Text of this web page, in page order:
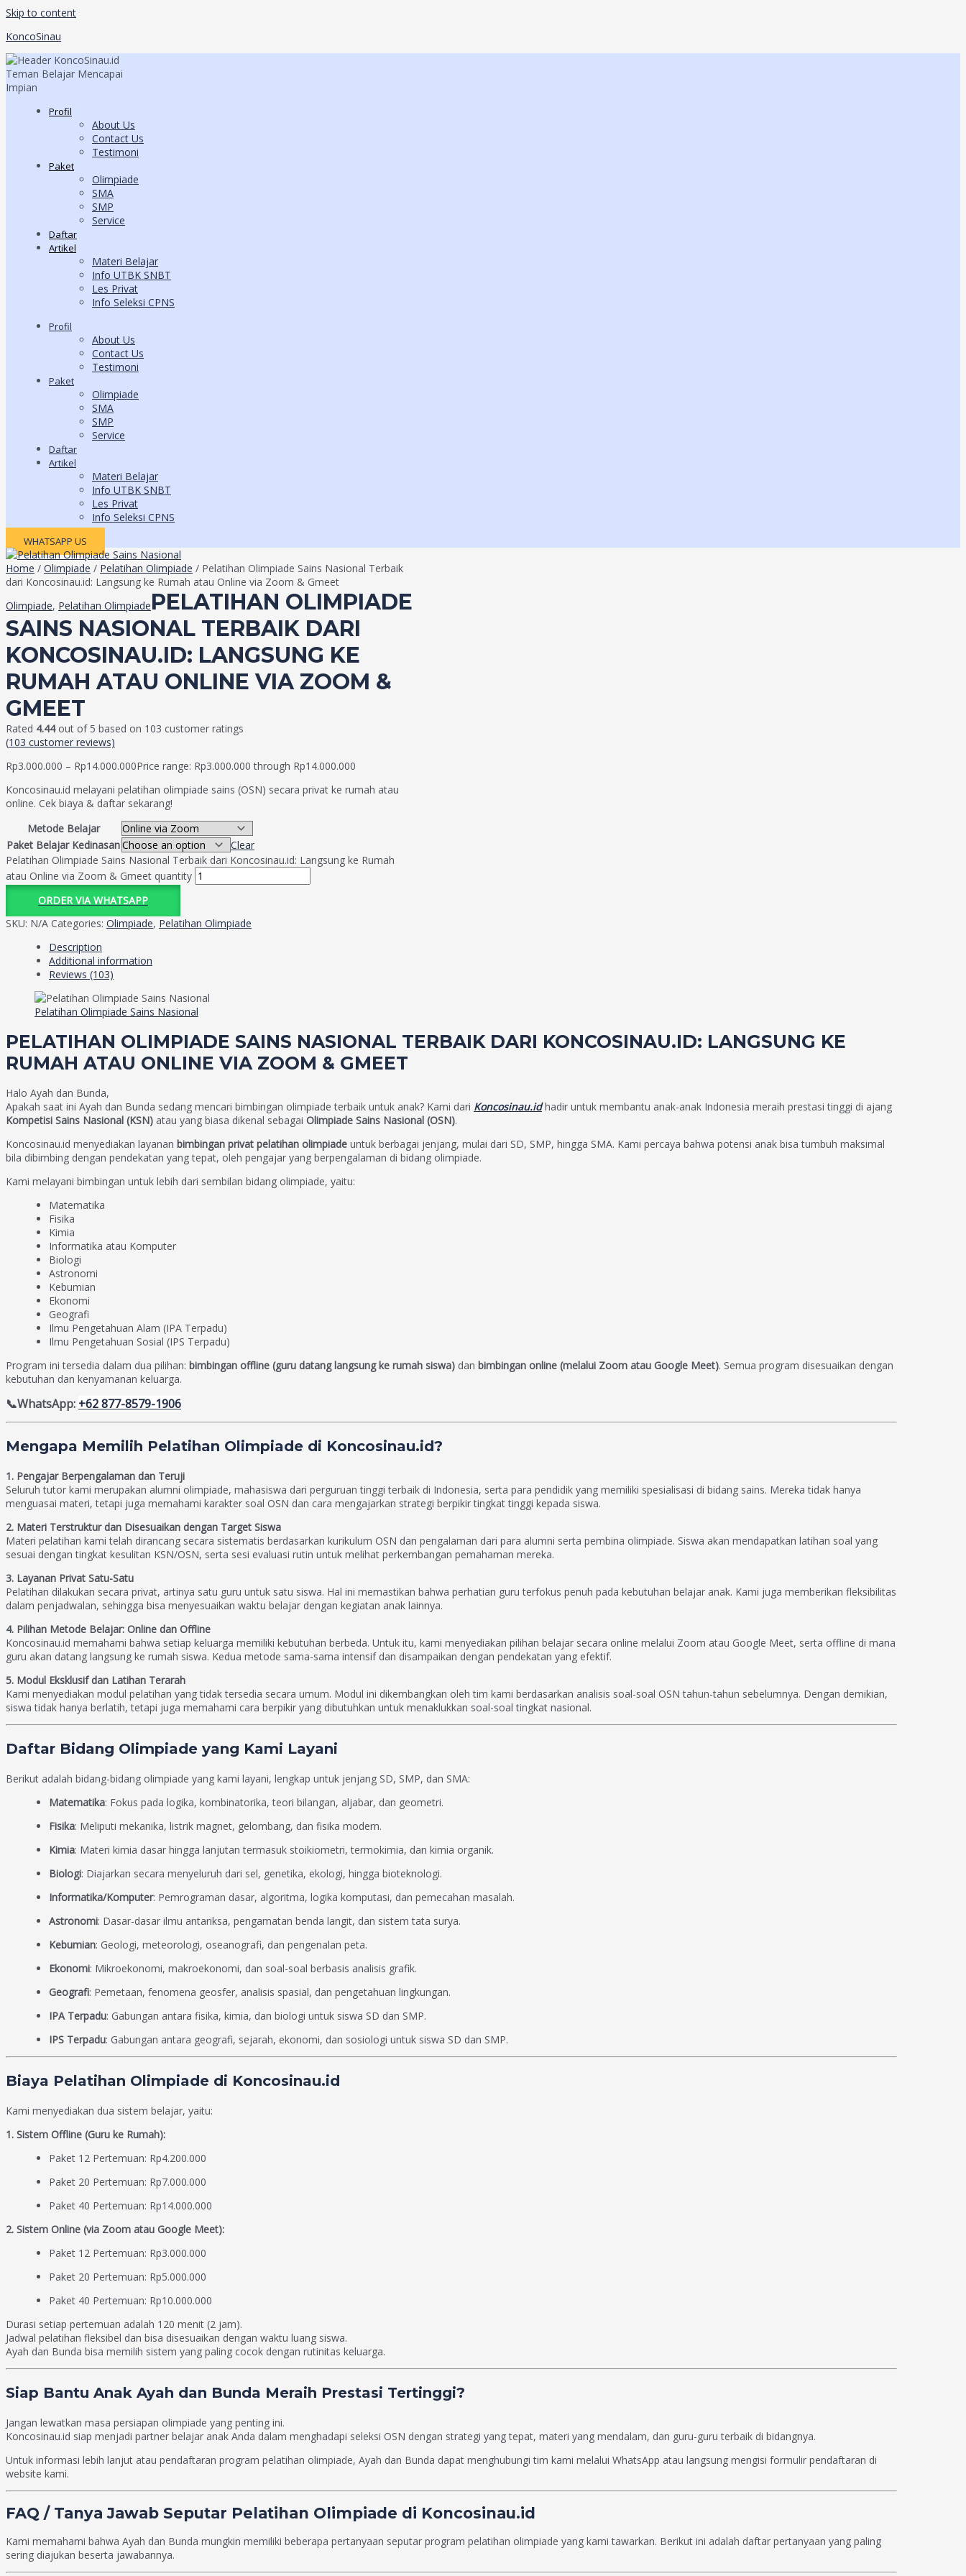
Skip to content
KoncoSinau
Profil
About Us
Contact Us
Testimoni
Paket
Olimpiade
SMA
SMP
Service
Daftar
Artikel
Materi Belajar
Info UTBK SNBT
Les Privat
Info Seleksi CPNS
Profil
About Us
Contact Us
Testimoni
Paket
Olimpiade
SMA
SMP
Service
Daftar
Artikel
Materi Belajar
Info UTBK SNBT
Les Privat
Info Seleksi CPNS
WHATSAPP US
Home / Olimpiade / Pelatihan Olimpiade / Pelatihan Olimpiade Sains Nasional Terbaik
dari Koncosinau.id: Langsung ke Rumah atau Online via Zoom & Gmeet
Olimpiade, Pelatihan OlimpiadePELATIHAN OLIMPIADE
SAINS NASIONAL TERBAIK DARI
KONCOSINAU.ID: LANGSUNG KE
RUMAH ATAU ONLINE VIA ZOOM &
GMEET
Rated 4.44out of 5 based on 103 customer ratings
(103 customer reviews)
Rp3.000.000 – Rp14.000.000Price range: Rp3.000.000 through Rp14.000.000
Koncosinau.id melayani pelatihan olimpiade sains (OSN) secara privat ke rumah atau
online. Cek biaya & daftar sekarang!
Metode Belajar
Paket Belajar Kedinasan
Clear
Pelatihan Olimpiade Sains Nasional Terbaik dari Koncosinau.id: Langsung ke Rumah
atau Online via Zoom & Gmeet quantity
ORDER VIA WHATSAPP
SKU: N/A Categories: Olimpiade, Pelatihan Olimpiade
Description
Additional information
Reviews (103)
Pelatihan Olimpiade Sains Nasional
PELATIHAN OLIMPIADE SAINS NASIONAL TERBAIK DARI KONCOSINAU.ID: LANGSUNG KE
RUMAH ATAU ONLINE VIA ZOOM & GMEET
Halo Ayah dan Bunda,
Apakah saat ini Ayah dan Bunda sedang mencari bimbingan olimpiade terbaik untuk anak? Kami dari Koncosinau.idhadir untuk membantu anak-anak Indonesia meraih prestasi tinggi di ajang
Kompetisi Sains Nasional (KSN) atau yang biasa dikenal sebagai Olimpiade Sains Nasional (OSN).
Koncosinau.id menyediakan layanan bimbingan privat pelatihan olimpiade untuk berbagai jenjang, mulai dari SD, SMP, hingga SMA. Kami percaya bahwa potensi anak bisa tumbuh maksimal
bila dibimbing dengan pendekatan yang tepat, oleh pengajar yang berpengalaman di bidang olimpiade.
Kami melayani bimbingan untuk lebih dari sembilan bidang olimpiade, yaitu:
Matematika
Fisika
Kimia
Informatika atau Komputer
Biologi
Astronomi
Kebumian
Ekonomi
Geografi
Ilmu Pengetahuan Alam (IPA Terpadu)
Ilmu Pengetahuan Sosial (IPS Terpadu)
Program ini tersedia dalam dua pilihan: bimbingan offline (guru datang langsung ke rumah siswa) dan bimbingan online (melalui Zoom atau Google Meet). Semua program disesuaikan dengan
kebutuhan dan kenyamanan keluarga.
📞WhatsApp: +62 877-8579-1906
Mengapa Memilih Pelatihan Olimpiade di Koncosinau.id?
1. Pengajar Berpengalaman dan Teruji
Seluruh tutor kami merupakan alumni olimpiade, mahasiswa dari perguruan tinggi terbaik di Indonesia, serta para pendidik yang memiliki spesialisasi di bidang sains. Mereka tidak hanya
menguasai materi, tetapi juga memahami karakter soal OSN dan cara mengajarkan strategi berpikir tingkat tinggi kepada siswa.
2. Materi Terstruktur dan Disesuaikan dengan Target Siswa
Materi pelatihan kami telah dirancang secara sistematis berdasarkan kurikulum OSN dan pengalaman dari para alumni serta pembina olimpiade. Siswa akan mendapatkan latihan soal yang
sesuai dengan tingkat kesulitan KSN/OSN, serta sesi evaluasi rutin untuk melihat perkembangan pemahaman mereka.
3. Layanan Privat Satu-Satu
Pelatihan dilakukan secara privat, artinya satu guru untuk satu siswa. Hal ini memastikan bahwa perhatian guru terfokus penuh pada kebutuhan belajar anak. Kami juga memberikan fleksibilitas
dalam penjadwalan, sehingga bisa menyesuaikan waktu belajar dengan kegiatan anak lainnya.
4. Pilihan Metode Belajar: Online dan Offline
Koncosinau.id memahami bahwa setiap keluarga memiliki kebutuhan berbeda. Untuk itu, kami menyediakan pilihan belajar secara online melalui Zoom atau Google Meet, serta offline di mana
guru akan datang langsung ke rumah siswa. Kedua metode sama-sama intensif dan disampaikan dengan pendekatan yang efektif.
5. Modul Eksklusif dan Latihan Terarah
Kami menyediakan modul pelatihan yang tidak tersedia secara umum. Modul ini dikembangkan oleh tim kami berdasarkan analisis soal-soal OSN tahun-tahun sebelumnya. Dengan demikian,
siswa tidak hanya berlatih, tetapi juga memahami cara berpikir yang dibutuhkan untuk menaklukkan soal-soal tingkat nasional.
Daftar Bidang Olimpiade yang Kami Layani
Berikut adalah bidang-bidang olimpiade yang kami layani, lengkap untuk jenjang SD, SMP, dan SMA:
Matematika: Fokus pada logika, kombinatorika, teori bilangan, aljabar, dan geometri.
Fisika: Meliputi mekanika, listrik magnet, gelombang, dan fisika modern.
Kimia: Materi kimia dasar hingga lanjutan termasuk stoikiometri, termokimia, dan kimia organik.
Biologi: Diajarkan secara menyeluruh dari sel, genetika, ekologi, hingga bioteknologi.
Informatika/Komputer: Pemrograman dasar, algoritma, logika komputasi, dan pemecahan masalah.
Astronomi: Dasar-dasar ilmu antariksa, pengamatan benda langit, dan sistem tata surya.
Kebumian: Geologi, meteorologi, oseanografi, dan pengenalan peta.
Ekonomi: Mikroekonomi, makroekonomi, dan soal-soal berbasis analisis grafik.
Geografi: Pemetaan, fenomena geosfer, analisis spasial, dan pengetahuan lingkungan.
IPA Terpadu: Gabungan antara fisika, kimia, dan biologi untuk siswa SD dan SMP.
IPS Terpadu: Gabungan antara geografi, sejarah, ekonomi, dan sosiologi untuk siswa SD dan SMP.
Biaya Pelatihan Olimpiade di Koncosinau.id
Kami menyediakan dua sistem belajar, yaitu:
1. Sistem Offline (Guru ke Rumah):
Paket 12 Pertemuan: Rp4.200.000
Paket 20 Pertemuan: Rp7.000.000
Paket 40 Pertemuan: Rp14.000.000
2. Sistem Online (via Zoom atau Google Meet):
Paket 12 Pertemuan: Rp3.000.000
Paket 20 Pertemuan: Rp5.000.000
Paket 40 Pertemuan: Rp10.000.000
Durasi setiap pertemuan adalah 120 menit (2 jam).
Jadwal pelatihan fleksibel dan bisa disesuaikan dengan waktu luang siswa.
Ayah dan Bunda bisa memilih sistem yang paling cocok dengan rutinitas keluarga.
Siap Bantu Anak Ayah dan Bunda Meraih Prestasi Tertinggi?
Jangan lewatkan masa persiapan olimpiade yang penting ini.
Koncosinau.id siap menjadi partner belajar anak Anda dalam menghadapi seleksi OSN dengan strategi yang tepat, materi yang mendalam, dan guru-guru terbaik di bidangnya.
Untuk informasi lebih lanjut atau pendaftaran program pelatihan olimpiade, Ayah dan Bunda dapat menghubungi tim kami melalui WhatsApp atau langsung mengisi formulir pendaftaran di
website kami.
FAQ / Tanya Jawab Seputar Pelatihan Olimpiade di Koncosinau.id
Kami memahami bahwa Ayah dan Bunda mungkin memiliki beberapa pertanyaan seputar program pelatihan olimpiade yang kami tawarkan. Berikut ini adalah daftar pertanyaan yang paling
sering diajukan beserta jawabannya.